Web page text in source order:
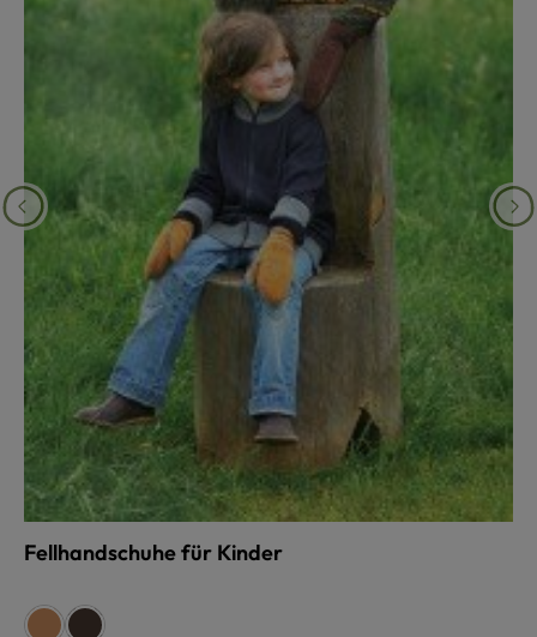
Fellhandschuhe für Kinder
Farbe auswählen
hellbraundunkelbraun